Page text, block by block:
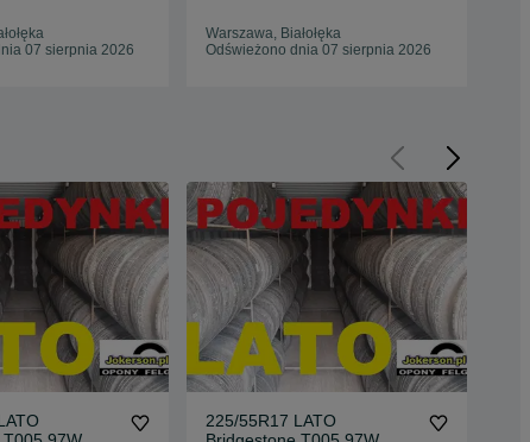
07 sierpnia 2026
Warszawa, Białołęka
Odświeżono dnia 07 sierpnia 2026
225/55R17 LATO